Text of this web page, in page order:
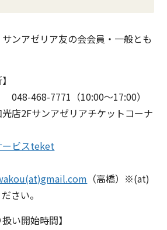
サンアゼリア友の会会員・一般とも
468-7771（10:00～17:00）
店2Fサンアゼリアチケットコーナ
ービスteket
（高橋）※(at)
さい。
い開始時間】